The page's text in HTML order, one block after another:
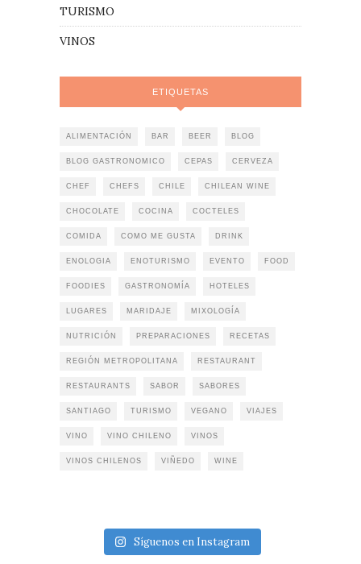
TURISMO
VINOS
ETIQUETAS
ALIMENTACIÓN BAR BEER BLOG
BLOG GASTRONOMICO CEPAS CERVEZA
CHEF CHEFS CHILE CHILEAN WINE
CHOCOLATE COCINA COCTELES
COMIDA COMO ME GUSTA DRINK
ENOLOGIA ENOTURISMO EVENTO FOOD
FOODIES GASTRONOMÍA HOTELES
LUGARES MARIDAJE MIXOLOGÍA
NUTRICIÓN PREPARACIONES RECETAS
REGIÓN METROPOLITANA RESTAURANT
RESTAURANTS SABOR SABORES
SANTIAGO TURISMO VEGANO VIAJES
VINO VINO CHILENO VINOS
VINOS CHILENOS VIÑEDO WINE
Síguenos en Instagram